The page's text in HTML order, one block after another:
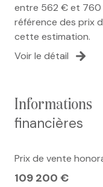
entre 562 € et 760
référence des prix
cette estimation.
Voir le détail
informations
financières
Prix de vente
109 200 €